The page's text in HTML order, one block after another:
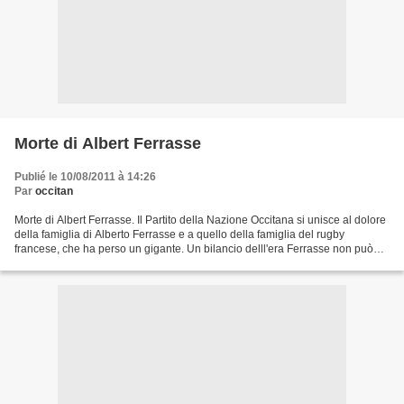
Morte di Albert Ferrasse
Publié le 10/08/2011 à 14:26
Par occitan
Morte di Albert Ferrasse. Il Partito della Nazione Occitana si unisce al dolore
della famiglia di Alberto Ferrasse e a quello della famiglia del rugby
francese, che ha perso un gigante. Un bilancio delll'era Ferrasse non può